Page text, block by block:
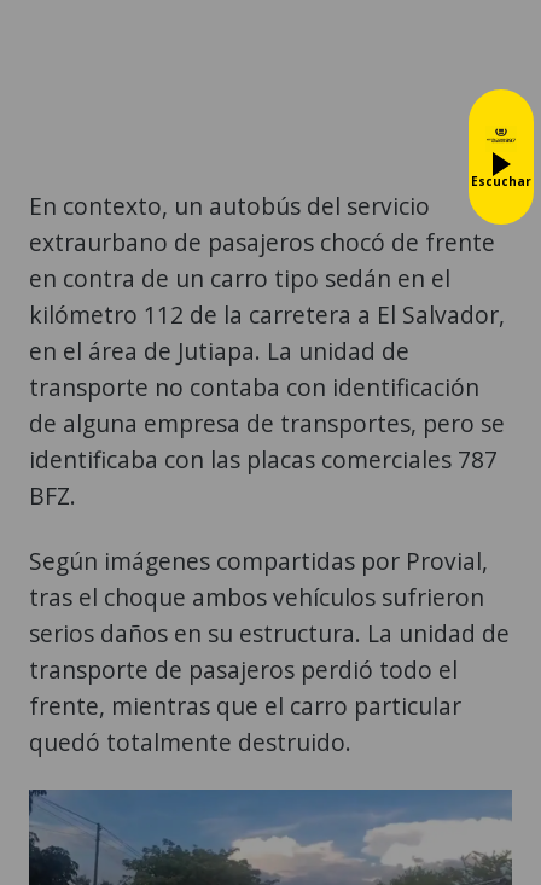
En contexto, un autobús del servicio
extraurbano de pasajeros chocó de frente
en contra de un carro tipo sedán en el
kilómetro 112 de la carretera a El Salvador,
en el área de Jutiapa. La unidad de
transporte no contaba con identificación
de alguna empresa de transportes, pero se
identificaba con las placas comerciales 787
BFZ.
Según imágenes compartidas por Provial,
tras el choque ambos vehículos sufrieron
serios daños en su estructura. La unidad de
transporte de pasajeros perdió todo el
frente, mientras que el carro particular
quedó totalmente destruido.
Escuchar